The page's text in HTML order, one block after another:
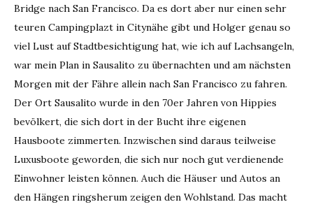
Bridge nach San Francisco. Da es dort aber nur einen sehr
teuren Campingplazt in Citynähe gibt und Holger genau so
viel Lust auf Stadtbesichtigung hat, wie ich auf Lachsangeln,
war mein Plan in Sausalito zu übernachten und am nächsten
Morgen mit der Fähre allein nach San Francisco zu fahren.
Der Ort Sausalito wurde in den 70er Jahren von Hippies
bevölkert, die sich dort in der Bucht ihre eigenen
Hausboote zimmerten. Inzwischen sind daraus teilweise
Luxusboote geworden, die sich nur noch gut verdienende
Einwohner leisten können. Auch die Häuser und Autos an
den Hängen ringsherum zeigen den Wohlstand. Das macht